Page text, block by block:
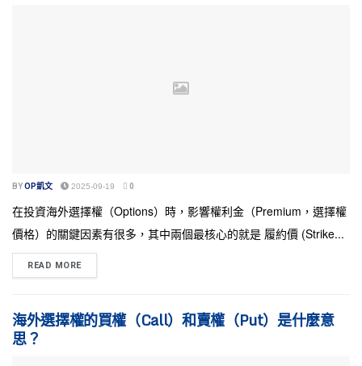
BYOP凱文 2025-09-19 0
在投資海外選擇權（Options）時，影響權利金（Premium，選擇權
價格）的關鍵因素有很多，其中兩個最核心的就是 履約價 (Strike...
READ MORE
海外選擇權的買權（Call）和賣權（Put）是什麼意
思？